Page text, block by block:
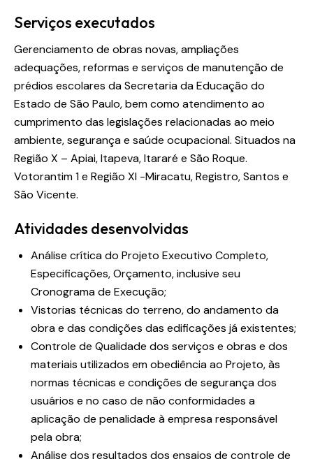
Serviços executados
Gerenciamento de obras novas, ampliações
adequações, reformas e serviços de manutenção de
prédios escolares da Secretaria da Educação do
Estado de São Paulo, bem como atendimento ao
cumprimento das legislações relacionadas ao meio
ambiente, segurança e saúde ocupacional. Situados na
Região X – Apiai, Itapeva, Itararé e São Roque.
Votorantim 1 e Região XI -Miracatu, Registro, Santos e
São Vicente.
Atividades desenvolvidas
Análise crítica do Projeto Executivo Completo,
Especificações, Orçamento, inclusive seu
Cronograma de Execução;
Vistorias técnicas do terreno, do andamento da
obra e das condições das edificações já existentes;
Controle de Qualidade dos serviços e obras e dos
materiais utilizados em obediência ao Projeto, às
normas técnicas e condições de segurança dos
usuários e no caso de não conformidades a
aplicação de penalidade à empresa responsável
pela obra;
Análise dos resultados dos ensaios de controle de